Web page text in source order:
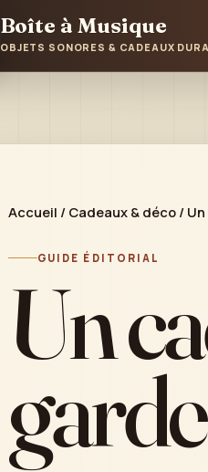
Boîte à Musique
OBJETS SONORES & CADEAUX
Accueil / Cadeaux & déco /
GUIDE ÉDITORIAL
Un